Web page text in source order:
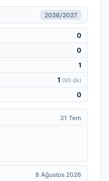
2026/2027
0
0
1
1 (90 dk)
0
31 Tem
8 Ağustos 2026